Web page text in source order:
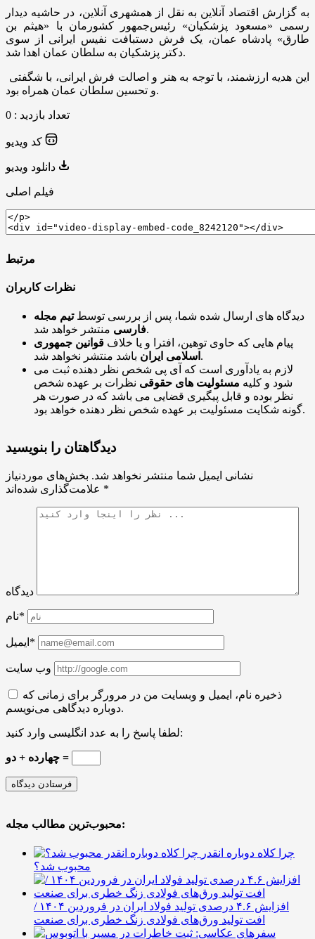
به گزارش اقتصاد آنلاین به نقل از همشهری آنلاین، در حاشیه دیدار
رسمی «مسعود پزشکیان» رئیس‌جمهور کشورمان با «هیثم بن
طارق» پادشاه عمان، یک فرش دستبافت نفیس ایرانی از سوی
دکتر پزشکیان به سلطان عمان اهدا شد.
و تحسین سلطان عمان همراه بود.
تعداد بازدید : 0
فیلم اصلی
مرتبط
نظرات کاربران
دیدگاه های ارسال شده شما، پس از بررسی توسطتیم مجله
فارسیمنتشر خواهد شد.
پیام هایی که حاوی توهین، افترا و یا خلاف قوانین جمهوری
اسلامی ایران باشد منتشر نخواهد شد.
لازم به یادآوری است که آی پی شخص نظر دهنده ثبت می
شود و کلیه مسئولیت های حقوقی نظرات بر عهده شخص
نظر بوده و قابل پیگیری قضایی می باشد که در صورت هر
گونه شکایت مسئولیت بر عهده شخص نظر دهنده خواهد بود.
دیدگاهتان را بنویسید
نشانی ایمیل شما منتشر نخواهد شد. بخش‌های موردنیاز
*
دیدگاه
نام*
ایمیل*
وب سایت
ذخیره نام، ایمیل و وبسایت من در مرورگر برای زمانی که
دوباره دیدگاهی می‌نویسم.
لطفا پاسخ را به عدد انگلیسی وارد کنید:
چهارده + دو =
محبوب‌ترین مطالب مجله:
چرا کلاه دوباره انقدر
محبوب شد؟
افزایش ۴.۶ درصدی تولید فولاد ایران در فروردین ۱۴۰۴ /
افت تولید ورق‌های فولادی زنگ خطری برای صنعت